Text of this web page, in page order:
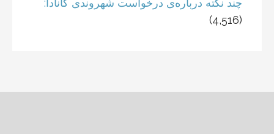
چند نکته درباره‌ی درخواست شهروندی کانادا:
(4,516)